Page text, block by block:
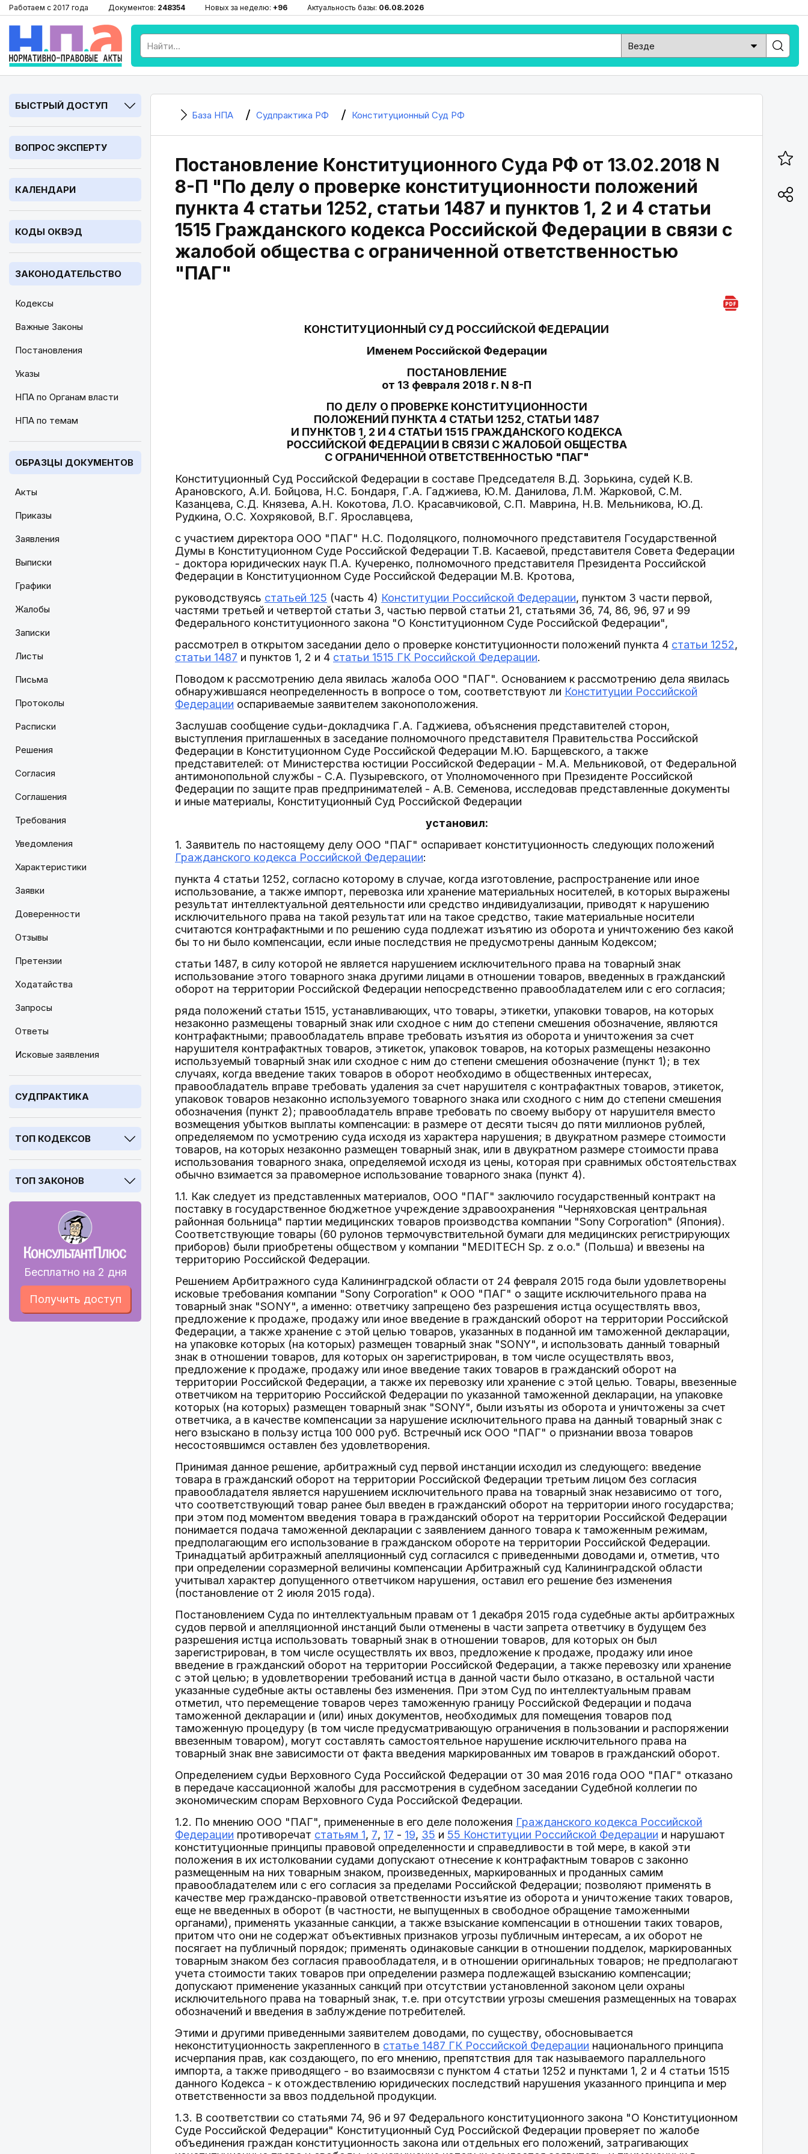
Работаем с 2017 года Документов: 248354 Новых за неделю: +96 Актуальность базы: 06.08.2026
БЫСТРЫЙ ДОСТУП
ВОПРОС ЭКСПЕРТУ
КАЛЕНДАРИ
КОДЫ ОКВЭД
ЗАКОНОДАТЕЛЬСТВО
Кодексы
Важные Законы
Постановления
Указы
НПА по Органам власти
НПА по темам
ОБРАЗЦЫ ДОКУМЕНТОВ
Акты
Приказы
Заявления
Выписки
Графики
Жалобы
Записки
Листы
Письма
Протоколы
Расписки
Решения
Согласия
Соглашения
Требования
Уведомления
Характеристики
Заявки
Доверенности
Отзывы
Претензии
Ходатайства
Запросы
Ответы
Исковые заявления
СУДПРАКТИКА
ТОП КОДЕКСОВ
ТОП ЗАКОНОВ
Бесплатно на 2 дня
Получить доступ
База НПА Судпрактика РФ Конституционный Суд РФ
Постановление Конституционного Суда РФ от 13.02.2018 N
8-П "По делу о проверке конституционности положений
пункта 4 статьи 1252, статьи 1487 и пунктов 1, 2 и 4 статьи
1515 Гражданского кодекса Российской Федерации в связи с
жалобой общества с ограниченной ответственностью
"ПАГ"
КОНСТИТУЦИОННЫЙ СУД РОССИЙСКОЙ ФЕДЕРАЦИИ
Именем Российской Федерации
ПОСТАНОВЛЕНИЕ
от 13 февраля 2018 г. N 8-П
ПО ДЕЛУ О ПРОВЕРКЕ КОНСТИТУЦИОННОСТИ
ПОЛОЖЕНИЙ ПУНКТА 4 СТАТЬИ 1252, СТАТЬИ 1487
И ПУНКТОВ 1, 2 И 4 СТАТЬИ 1515 ГРАЖДАНСКОГО КОДЕКСА
РОССИЙСКОЙ ФЕДЕРАЦИИ В СВЯЗИ С ЖАЛОБОЙ ОБЩЕСТВА
С ОГРАНИЧЕННОЙ ОТВЕТСТВЕННОСТЬЮ "ПАГ"
Конституционный Суд Российской Федерации в составе Председателя В.Д. Зорькина, судей К.В.
Арановского, А.И. Бойцова, Н.С. Бондаря, Г.А. Гаджиева, Ю.М. Данилова, Л.М. Жарковой, С.М.
Казанцева, С.Д. Князева, А.Н. Кокотова, Л.О. Красавчиковой, С.П. Маврина, Н.В. Мельникова, Ю.Д.
Рудкина, О.С. Хохряковой, В.Г. Ярославцева,
с участием директора ООО "ПАГ" Н.С. Подоляцкого, полномочного представителя Государственной
Думы в Конституционном Суде Российской Федерации Т.В. Касаевой, представителя Совета Федерации
- доктора юридических наук П.А. Кучеренко, полномочного представителя Президента Российской
Федерации в Конституционном Суде Российской Федерации М.В. Кротова,
руководствуясь статьей 125 (часть 4) Конституции Российской Федерации, пунктом 3 части первой,
частями третьей и четвертой статьи 3, частью первой статьи 21, статьями 36, 74, 86, 96, 97 и 99
Федерального конституционного закона "О Конституционном Суде Российской Федерации",
рассмотрел в открытом заседании дело о проверке конституционности положений пункта 4 статьи 1252,
статьи 1487 и пунктов 1, 2 и 4 статьи 1515 ГК Российской Федерации.
Поводом к рассмотрению дела явилась жалоба ООО "ПАГ". Основанием к рассмотрению дела явилась
обнаружившаяся неопределенность в вопросе о том, соответствуют ли Конституции Российской
Федерации оспариваемые заявителем законоположения.
Заслушав сообщение судьи-докладчика Г.А. Гаджиева, объяснения представителей сторон,
выступления приглашенных в заседание полномочного представителя Правительства Российской
Федерации в Конституционном Суде Российской Федерации М.Ю. Барщевского, а также
представителей: от Министерства юстиции Российской Федерации - М.А. Мельниковой, от Федеральной
антимонопольной службы - С.А. Пузыревского, от Уполномоченного при Президенте Российской
Федерации по защите прав предпринимателей - А.В. Семенова, исследовав представленные документы
и иные материалы, Конституционный Суд Российской Федерации
установил:
1. Заявитель по настоящему делу ООО "ПАГ" оспаривает конституционность следующих положений
Гражданского кодекса Российской Федерации:
пункта 4 статьи 1252, согласно которому в случае, когда изготовление, распространение или иное
использование, а также импорт, перевозка или хранение материальных носителей, в которых выражены
результат интеллектуальной деятельности или средство индивидуализации, приводят к нарушению
исключительного права на такой результат или на такое средство, такие материальные носители
считаются контрафактными и по решению суда подлежат изъятию из оборота и уничтожению без какой
бы то ни было компенсации, если иные последствия не предусмотрены данным Кодексом;
статьи 1487, в силу которой не является нарушением исключительного права на товарный знак
использование этого товарного знака другими лицами в отношении товаров, введенных в гражданский
оборот на территории Российской Федерации непосредственно правообладателем или с его согласия;
ряда положений статьи 1515, устанавливающих, что товары, этикетки, упаковки товаров, на которых
незаконно размещены товарный знак или сходное с ним до степени смешения обозначение, являются
контрафактными; правообладатель вправе требовать изъятия из оборота и уничтожения за счет
нарушителя контрафактных товаров, этикеток, упаковок товаров, на которых размещены незаконно
используемый товарный знак или сходное с ним до степени смешения обозначение (пункт 1); в тех
случаях, когда введение таких товаров в оборот необходимо в общественных интересах,
правообладатель вправе требовать удаления за счет нарушителя с контрафактных товаров, этикеток,
упаковок товаров незаконно используемого товарного знака или сходного с ним до степени смешения
обозначения (пункт 2); правообладатель вправе требовать по своему выбору от нарушителя вместо
возмещения убытков выплаты компенсации: в размере от десяти тысяч до пяти миллионов рублей,
определяемом по усмотрению суда исходя из характера нарушения; в двукратном размере стоимости
товаров, на которых незаконно размещен товарный знак, или в двукратном размере стоимости права
использования товарного знака, определяемой исходя из цены, которая при сравнимых обстоятельствах
обычно взимается за правомерное использование товарного знака (пункт 4).
1.1. Как следует из представленных материалов, ООО "ПАГ" заключило государственный контракт на
поставку в государственное бюджетное учреждение здравоохранения "Черняховская центральная
районная больница" партии медицинских товаров производства компании "Sony Corporation" (Япония).
Соответствующие товары (60 рулонов термочувствительной бумаги для медицинских регистрирующих
приборов) были приобретены обществом у компании "MEDITECH Sp. z o.o." (Польша) и ввезены на
территорию Российской Федерации.
Решением Арбитражного суда Калининградской области от 24 февраля 2015 года были удовлетворены
исковые требования компании "Sony Corporation" к ООО "ПАГ" о защите исключительного права на
товарный знак "SONY", а именно: ответчику запрещено без разрешения истца осуществлять ввоз,
предложение к продаже, продажу или иное введение в гражданский оборот на территории Российской
Федерации, а также хранение с этой целью товаров, указанных в поданной им таможенной декларации,
на упаковке которых (на которых) размещен товарный знак "SONY", и использовать данный товарный
знак в отношении товаров, для которых он зарегистрирован, в том числе осуществлять ввоз,
предложение к продаже, продажу или иное введение таких товаров в гражданский оборот на
территории Российской Федерации, а также их перевозку или хранение с этой целью. Товары, ввезенные
ответчиком на территорию Российской Федерации по указанной таможенной декларации, на упаковке
которых (на которых) размещен товарный знак "SONY", были изъяты из оборота и уничтожены за счет
ответчика, а в качестве компенсации за нарушение исключительного права на данный товарный знак с
него взыскано в пользу истца 100 000 руб. Встречный иск ООО "ПАГ" о признании ввоза товаров
несостоявшимся оставлен без удовлетворения.
Принимая данное решение, арбитражный суд первой инстанции исходил из следующего: введение
товара в гражданский оборот на территории Российской Федерации третьим лицом без согласия
правообладателя является нарушением исключительного права на товарный знак независимо от того,
что соответствующий товар ранее был введен в гражданский оборот на территории иного государства;
при этом под моментом введения товара в гражданский оборот на территории Российской Федерации
понимается подача таможенной декларации с заявлением данного товара к таможенным режимам,
предполагающим его использование в гражданском обороте на территории Российской Федерации.
Тринадцатый арбитражный апелляционный суд согласился с приведенными доводами и, отметив, что
при определении соразмерной величины компенсации Арбитражный суд Калининградской области
учитывал характер допущенного ответчиком нарушения, оставил его решение без изменения
(постановление от 2 июля 2015 года).
Постановлением Суда по интеллектуальным правам от 1 декабря 2015 года судебные акты арбитражных
судов первой и апелляционной инстанций были отменены в части запрета ответчику в будущем без
разрешения истца использовать товарный знак в отношении товаров, для которых он был
зарегистрирован, в том числе осуществлять их ввоз, предложение к продаже, продажу или иное
введение в гражданский оборот на территории Российской Федерации, а также перевозку или хранение
с этой целью; в удовлетворении требований истца в данной части было отказано, в остальной части
указанные судебные акты оставлены без изменения. При этом Суд по интеллектуальным правам
отметил, что перемещение товаров через таможенную границу Российской Федерации и подача
таможенной декларации и (или) иных документов, необходимых для помещения товаров под
таможенную процедуру (в том числе предусматривающую ограничения в пользовании и распоряжении
ввезенным товаром), могут составлять самостоятельное нарушение исключительного права на
товарный знак вне зависимости от факта введения маркированных им товаров в гражданский оборот.
Определением судьи Верховного Суда Российской Федерации от 30 мая 2016 года ООО "ПАГ" отказано
в передаче кассационной жалобы для рассмотрения в судебном заседании Судебной коллегии по
экономическим спорам Верховного Суда Российской Федерации.
1.2. По мнению ООО "ПАГ", примененные в его деле положения Гражданского кодекса Российской
Федерации противоречат статьям 1, 7, 17 - 19, 35 и 55 Конституции Российской Федерации и нарушают
конституционные принципы правовой определенности и справедливости в той мере, в какой эти
положения в их истолковании судами допускают отнесение к контрафактным товаров с законно
размещенным на них товарным знаком, произведенных, маркированных и проданных самим
правообладателем или с его согласия за пределами Российской Федерации; позволяют применять в
качестве мер гражданско-правовой ответственности изъятие из оборота и уничтожение таких товаров,
еще не введенных в оборот (в частности, не выпущенных в свободное обращение таможенными
органами), применять указанные санкции, а также взыскание компенсации в отношении таких товаров,
притом что они не содержат объективных признаков угрозы публичным интересам, а их оборот не
посягает на публичный порядок; применять одинаковые санкции в отношении подделок, маркированных
товарным знаком без согласия правообладателя, и в отношении оригинальных товаров; не предполагают
учета стоимости таких товаров при определении размера подлежащей взысканию компенсации;
допускают применение указанных санкций при отсутствии установленной законом цели охраны
исключительного права на товарный знак, т.е. при отсутствии угрозы смешения размещенных на товарах
обозначений и введения в заблуждение потребителей.
Этими и другими приведенными заявителем доводами, по существу, обосновывается
неконституционность закрепленного в статье 1487 ГК Российской Федерации национального принципа
исчерпания прав, как создающего, по его мнению, препятствия для так называемого параллельного
импорта, а также приводящего - во взаимосвязи с пунктом 4 статьи 1252 и пунктами 1, 2 и 4 статьи 1515
данного Кодекса - к отождествлению юридических последствий нарушения указанного принципа и мер
ответственности за ввоз поддельной продукции.
1.3. В соответствии со статьями 74, 96 и 97 Федерального конституционного закона "О Конституционном
Суде Российской Федерации" Конституционный Суд Российской Федерации проверяет по жалобе
объединения граждан конституционность закона или отдельных его положений, затрагивающих